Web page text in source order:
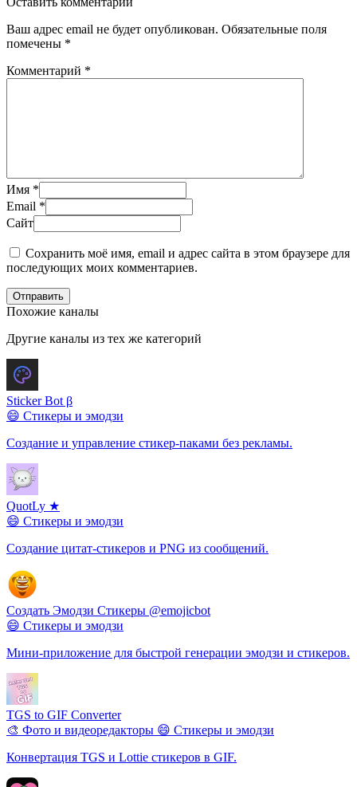
Ваш адрес email не будет опубликован. Обязательные поля
помечены *
Комментарий *
Имя *
Email *
Сайт
Сохранить моё имя, email и адрес сайта в этом браузере для
последующих моих комментариев.
Отправить
Похожие каналы
Другие каналы из тех же категорий
Sticker Bot β
😄 Стикеры и эмодзи
Создание и управление стикер-паками без рекламы.
QuotLy ★
😄 Стикеры и эмодзи
Создание цитат-стикеров и PNG из сообщений.
Создать Эмодзи Стикеры @emojicbot
😄 Стикеры и эмодзи
Мини-приложение для быстрой генерации эмодзи и стикеров.
TGS to GIF Converter
🎨 Фото и видеоредакторы 😄 Стикеры и эмодзи
Конвертация TGS и Lottie стикеров в GIF.